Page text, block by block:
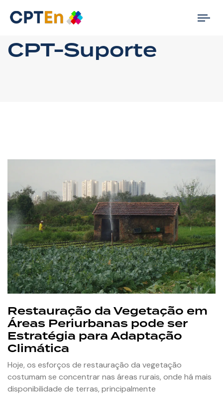
CPT-Suporte
Restauração da Vegetação em
Áreas Periurbanas pode ser
Estratégia para Adaptação
Climática
Hoje, os esforços de restauração da vegetação
costumam se concentrar nas áreas rurais, onde há mais
disponibilidade de terras, principalmente